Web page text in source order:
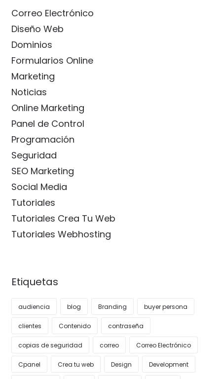
Correo Electrónico
Diseño Web
Dominios
Formularios Online
Marketing
Noticias
Online Marketing
Panel de Control
Programación
Seguridad
SEO Marketing
Social Media
Tutoriales
Tutoriales Crea Tu Web
Tutoriales Webhosting
Etiquetas
audiencia blog Branding buyer persona
clientes Contenido contraseña
copias de seguridad correo Correo Electrónico
Cpanel Crea tu web Design Development